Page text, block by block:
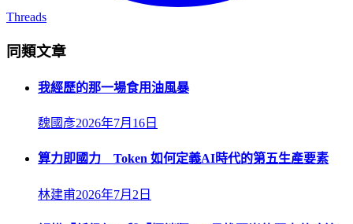
Threads
同類文章
我經歷的那一場食用油風暴
魏國彥2026年7月16日
算力即國力 Token 如何定義AI時代的第五生產要素
林建甫2026年7月2日